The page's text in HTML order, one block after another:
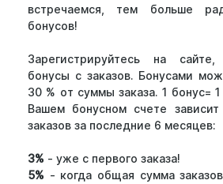
встречаемся, тем больше
бонусов!
Зарегистрируйтесь на
бонусы с заказов. Бонусами
30 % от суммы заказа. 1 бонус=
Вашем бонусном счете
заказов за последние 6 месяцев:
3% - уже с первого заказа!
5% - когда общая сумма